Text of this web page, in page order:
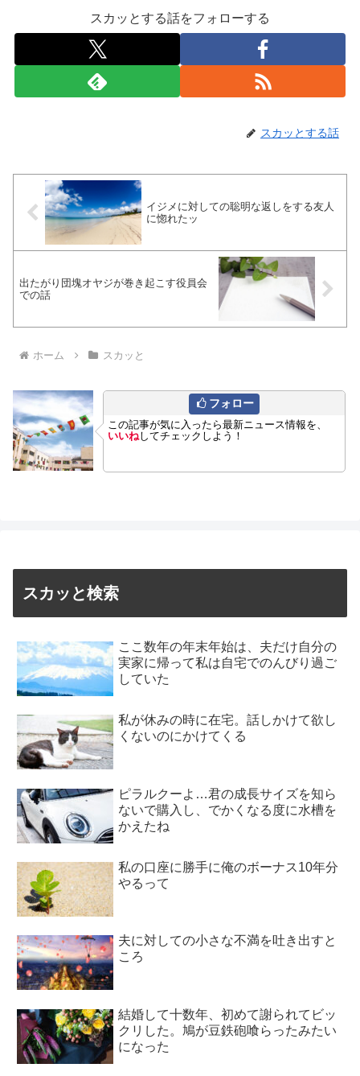
スカッとする話をフォローする
スカッとする話
イジメに対しての聡明な返しをする友人
に惚れたッ
出たがり団塊オヤジが巻き起こす役員会
での話
ホーム スカッと
フォロー
この記事が気に入ったら最新ニュース情報を、
いいねしてチェックしよう！
スカッと検索
ここ数年の年末年始は、夫だけ自分の
実家に帰って私は自宅でのんびり過ご
していた
私が休みの時に在宅。話しかけて欲し
くないのにかけてくる
ピラルクーよ…君の成長サイズを知ら
ないで購入し、でかくなる度に水槽を
かえたね
私の口座に勝手に俺のボーナス10年分
やるって
夫に対しての小さな不満を吐き出すと
ころ
結婚して十数年、初めて謝られてビッ
クリした。鳩が豆鉄砲喰らったみたい
になった